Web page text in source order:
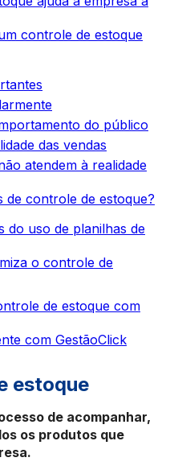
controle de estoque
do público
das vendas
atendem à realidade
de controle de estoque?
do uso de planilhas de
o controle de
de estoque com
com GestãoClick
estoque
de acompanhar,
os produtos que